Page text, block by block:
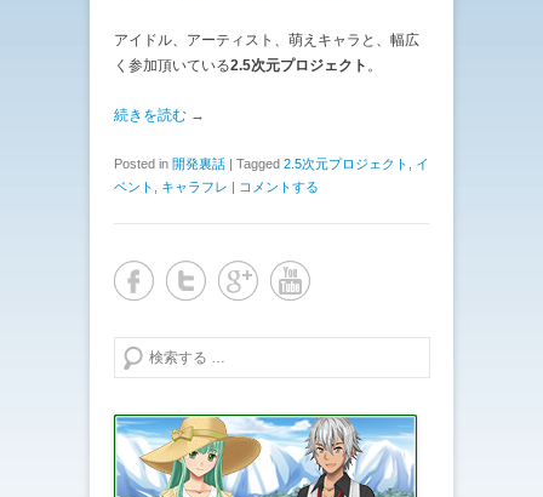
アイドル、アーティスト、萌えキャラと、幅広
く参加頂いている2.5次元プロジェクト 。
続きを読む →
Posted in 開発裏話 | Tagged 2.5次元プロジェクト
イ
ベント
キャラフレ | コメントする
検索する